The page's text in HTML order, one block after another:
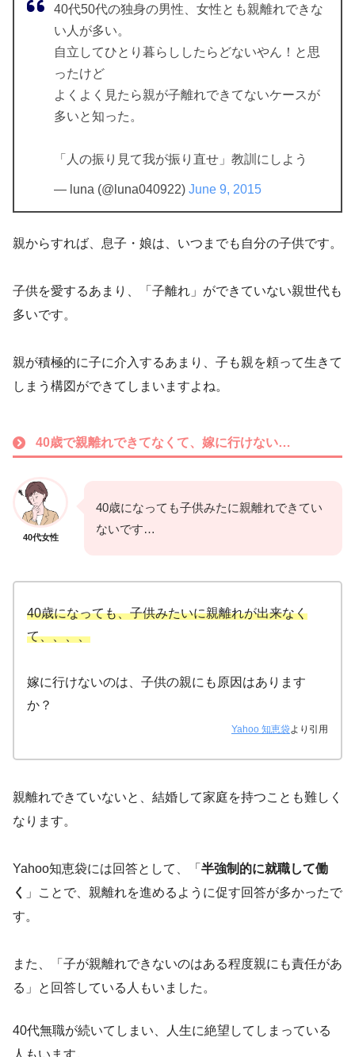
40代50代の独身の男性、女性とも親離れできな
い人が多い。
自立してひとり暮らししたらどないやん！と思
ったけど
よくよく見たら親が子離れできてないケースが
多いと知った。
「人の振り見て我が振り直せ」教訓にしよう
— luna (@luna040922) June 9, 2015
親からすれば、息子・娘は、いつまでも自分の子供です。
子供を愛するあまり、「子離れ」ができていない親世代も
多いです。
親が積極的に子に介入するあまり、子も親を頼って生きて
しまう構図ができてしまいますよね。
40歳で親離れできてなくて、嫁に行けない…
40代女性
40歳になっても子供みたに親離れできてい
ないです…
40歳になっても、子供みたいに親離れが出来なく
て、、、、
嫁に行けないのは、子供の親にも原因はあります
か？
Yahoo 知恵袋より引用
親離れできていないと、結婚して家庭を持つことも難しく
なります。
Yahoo知恵袋には回答として、「 半強制的に就職して働
く 」ことで、親離れを進めるように促す回答が多かったで
す。
また、「子が親離れできないのはある程度親にも責任があ
る」と回答している人もいました。
40代無職が続いてしまい、人生に絶望してしまっている
人もいます。